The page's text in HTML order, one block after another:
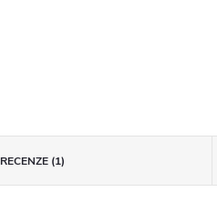
RECENZE (1)